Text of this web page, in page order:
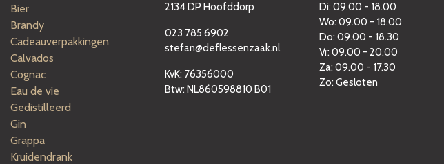
Bier
Brandy
Cadeauverpakkingen
Calvados
Cognac
Eau de vie
Gedistilleerd
Gin
Grappa
Kruidendrank
2134 DP Hoofddorp
023 785 6902
stefan@deflessenzaak.nl
KvK: 76356000
Btw: NL860598810 B01
Di: 09.00 - 18.00
Wo: 09.00 - 18.00
Do: 09.00 - 18.30
Vr: 09.00 - 20.00
Za: 09.00 - 17.30
Zo: Gesloten